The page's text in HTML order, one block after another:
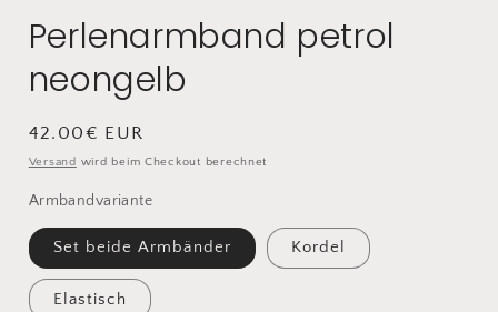
Perlenarmband petrol
neongelb
Normaler
Preis
42.00€ EUR
Versand wird beim Checkout berechnet
Armbandvariante
Set beide Armbänder Kordel
Elastisch